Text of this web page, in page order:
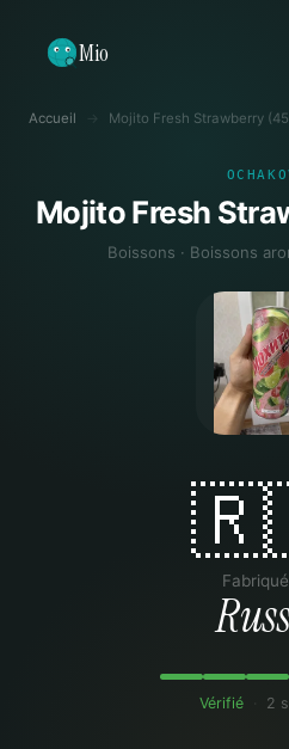
Mio
Accueil → Mojito Fresh Strawberry
Mojito Fresh
Boissons · Boissons
Vérifié 2